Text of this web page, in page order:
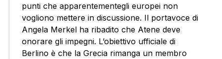
punti che apparentementegli europei non
vogliono mettere in discussione. Il portavoce di
Angela Merkel ha ribadito che Atene deve
onorare gli impegni. L’obiettivo ufficiale di
Berlino è che la Grecia rimanga un membro